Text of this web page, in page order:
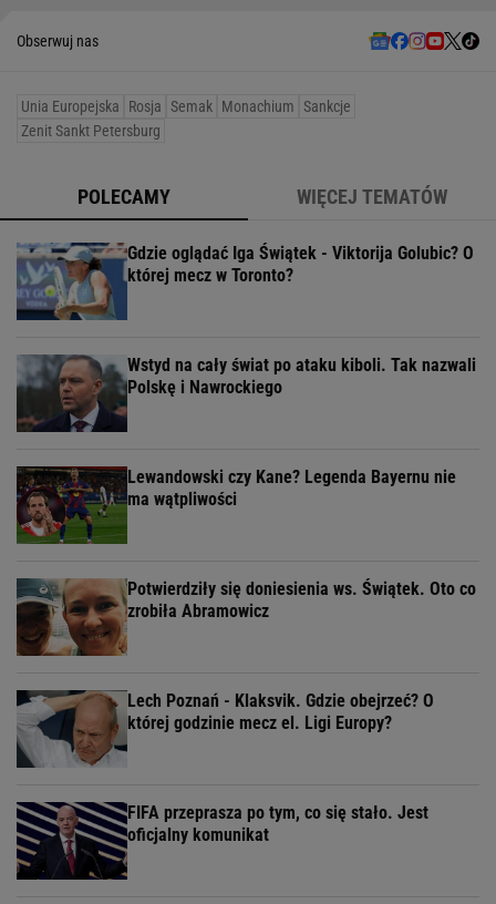
Obserwuj nas
Unia Europejska Rosja Semak Monachium Sankcje
Zenit Sankt Petersburg
POLECAMY WIĘCEJ TEMATÓW
Gdzie oglądać Iga Świątek - Viktorija Golubic? O
której mecz w Toronto?
Wstyd na cały świat po ataku kiboli. Tak nazwali
Polskę i Nawrockiego
Lewandowski czy Kane? Legenda Bayernu nie
ma wątpliwości
Potwierdziły się doniesienia ws. Świątek. Oto co
zrobiła Abramowicz
Lech Poznań - Klaksvik. Gdzie obejrzeć? O
której godzinie mecz el. Ligi Europy?
FIFA przeprasza po tym, co się stało. Jest
oficjalny komunikat